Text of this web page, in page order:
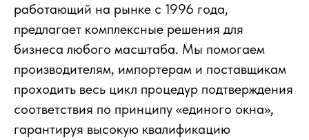
работающий на рынке с 1996 года,
предлагает комплексные решения для
бизнеса любого масштаба. Мы помогаем
производителям, импортерам и поставщикам
проходить весь цикл процедур подтверждения
соответствия по принципу «единого окна»,
гарантируя высокую квалификацию